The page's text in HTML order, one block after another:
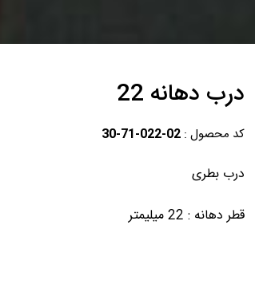
درب دهانه 22
کد محصول : 30-71-022-02
درب بطری
قطر دهانه : 22 میلیمتر